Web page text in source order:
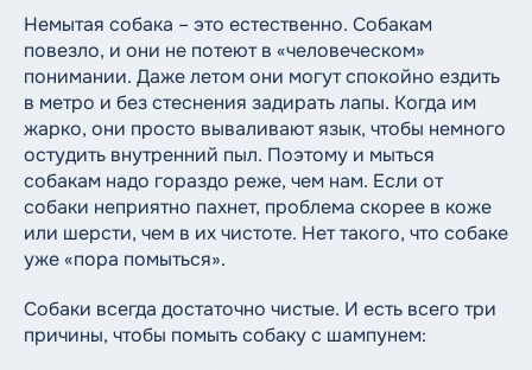
Немытая собака – это естественно. Собакам
повезло, и они не потеют в «человеческом»
понимании. Даже летом они могут спокойно ездить
в метро и без стеснения задирать лапы. Когда им
жарко, они просто вываливают язык, чтобы немного
остудить внутренний пыл. Поэтому и мыться
собакам надо гораздо реже, чем нам. Если от
собаки неприятно пахнет, проблема скорее в коже
или шерсти, чем в их чистоте. Нет такого, что собаке
уже «пора помыться».
Собаки всегда достаточно чистые. И есть всего три
причины, чтобы помыть собаку с шампунем: